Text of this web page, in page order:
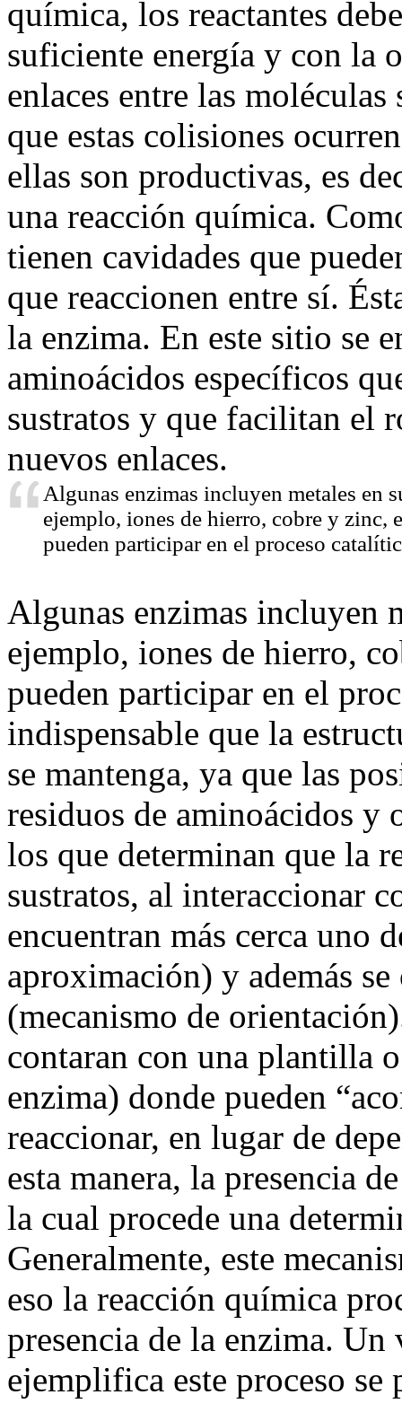
química, los reactantes
suficiente energía y con la
enlaces entre las
que estas colisiones
ellas son productivas, es
una reacción química.
tienen cavidades que
que reaccionen entre sí.
la enzima. En este sitio se
aminoácidos específicos
sustratos y que facilitan el
nuevos enlaces.
Algunas enzimas incluyen metales en
ejemplo, iones de hierro, cobre y zinc,
pueden participar en el proceso
Algunas enzimas incluyen
ejemplo, iones de hierro,
pueden participar en el
indispensable que la
se mantenga, ya que las
residuos de aminoácidos y
los que determinan que la
sustratos, al interaccionar
encuentran más cerca uno
aproximación) y además
(mecanismo de
contaran con una plantilla
enzima) donde pueden
reaccionar, en lugar de
esta manera, la presencia
la cual procede una
Generalmente, este
eso la reacción química
presencia de la enzima.
ejemplifica este proceso se